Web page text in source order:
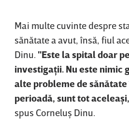
Mai multe cuvinte despre
sănătate a avut, însă, fiul
Dinu. "Este la spital doar
investigaţii. Nu este nimic
alte probleme de
perioadă, sunt tot
spus Corneluş Dinu.